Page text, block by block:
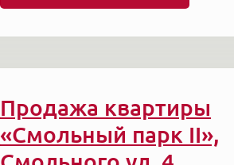
Продажа квартиры
«Смольный парк II»,